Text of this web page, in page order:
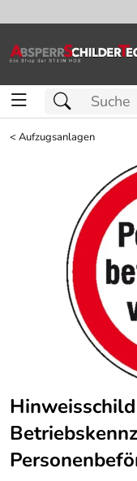
<Aufzugsanlagen